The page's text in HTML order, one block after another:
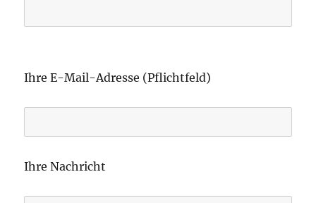
i
e
a
s
Ihre E-Mail-Adresse (Pflichtfeld)
Ihre Nachricht